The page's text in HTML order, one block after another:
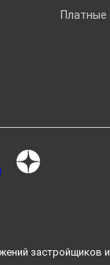
Платные
застройщиков